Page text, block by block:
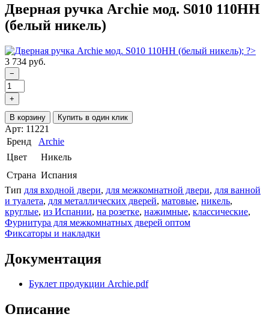
Дверная ручка Archie мод. S010 110HH
(белый никель)
3 734 руб.
−
+
В корзину Купить в один клик
Арт: 11221
Бренд
Archie
Цвет
Никель
Страна Испания
Тип для входной двери, для межкомнатной двери, для ванной
и туалета, для металлических дверей, матовые, никель,
круглые, из Испании, на розетке, нажимные, классические,
Фурнитура для межкомнатных дверей оптом
Фиксаторы и накладки
Документация
Буклет продукции Archie.pdf
Описание